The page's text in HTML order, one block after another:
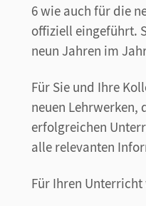
6 wie auch für die
offiziell eingeführt.
neun Jahren im
Für Sie und Ihre
neuen Lehrwerken,
erfolgreichen
alle relevanten
Für Ihren